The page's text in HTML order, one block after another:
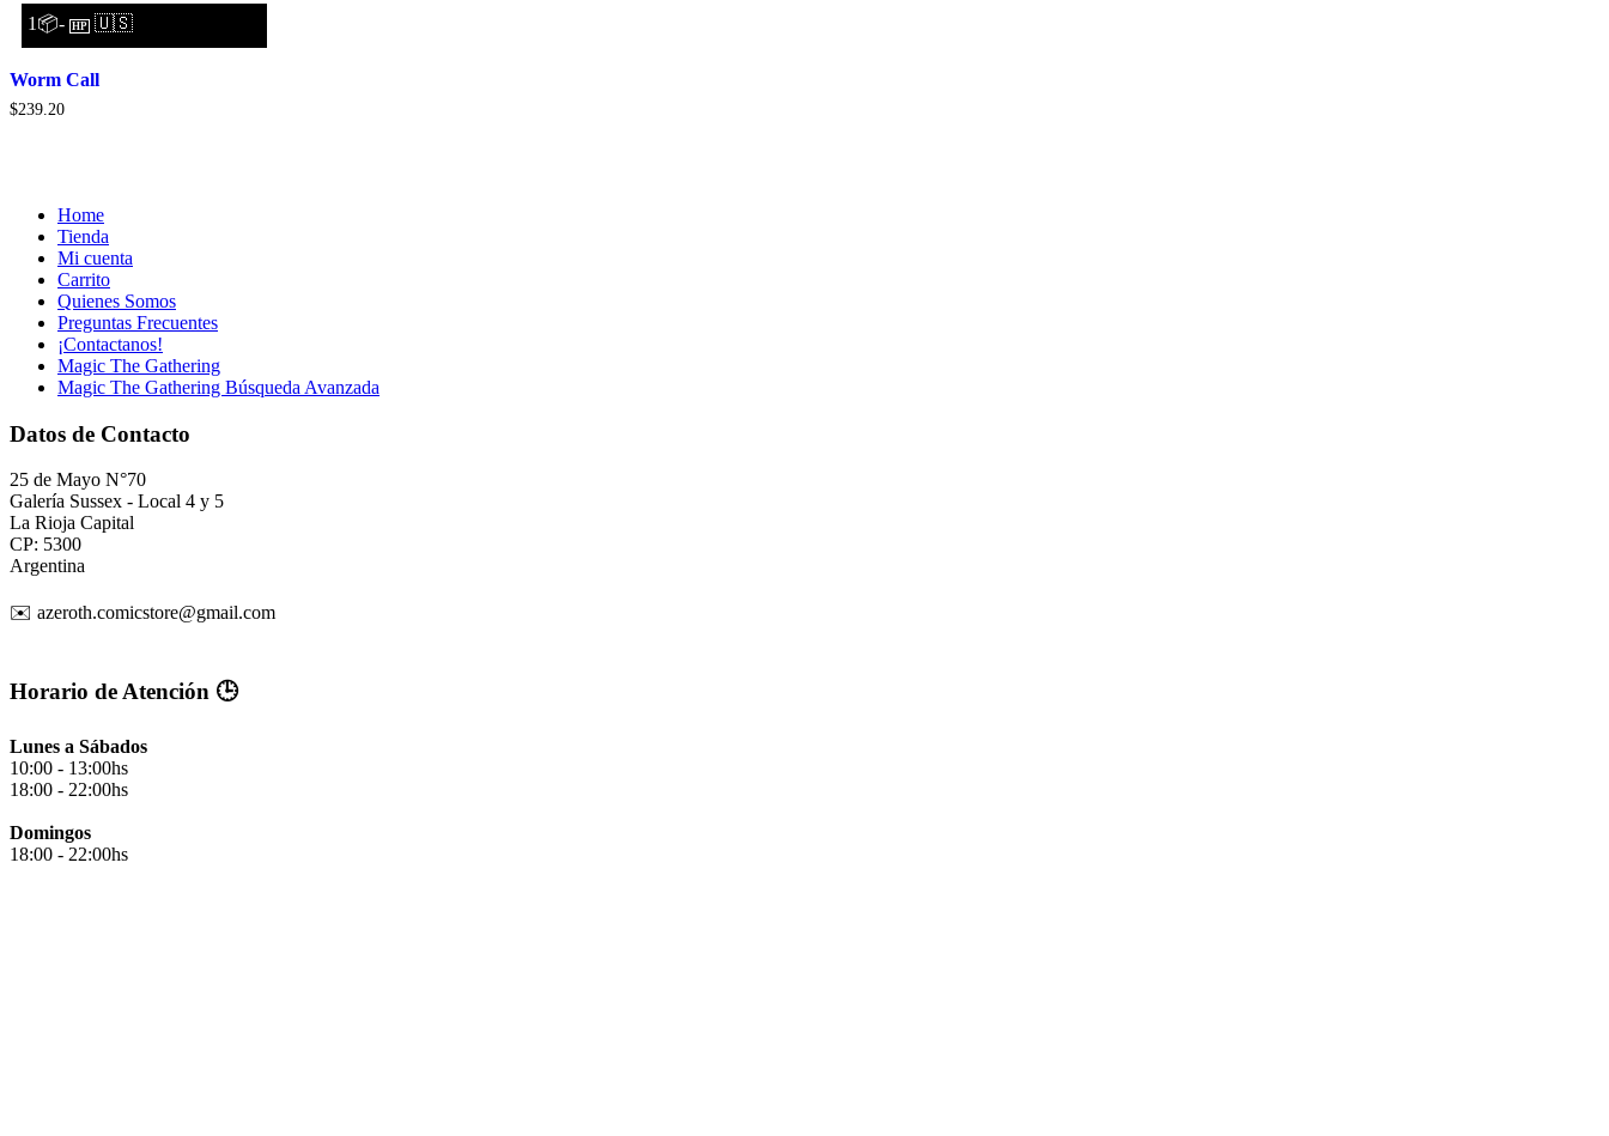
1📦- HP 🇺🇸
Worm Call
$239.20
Home
Tienda
Mi cuenta
Carrito
Quienes Somos
Preguntas Frecuentes
¡Contactanos!
Magic The Gathering
Magic The Gathering Búsqueda Avanzada
Datos de Contacto
25 de Mayo N°70
Galería Sussex - Local 4 y 5
La Rioja Capital
CP: 5300
Argentina
✉️ azeroth.comicstore@gmail.com
Horario de Atención 🕒
Lunes a Sábados
10:00 - 13:00hs
18:00 - 22:00hs
Domingos
18:00 - 22:00hs